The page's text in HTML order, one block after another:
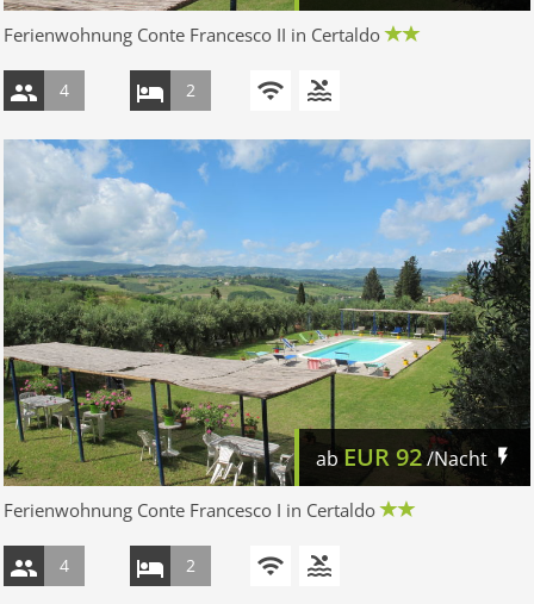
Ferienwohnung Conte Francesco II in Certaldo
4 2
ab EUR92/Nacht
Ferienwohnung Conte Francesco I in Certaldo
4 2